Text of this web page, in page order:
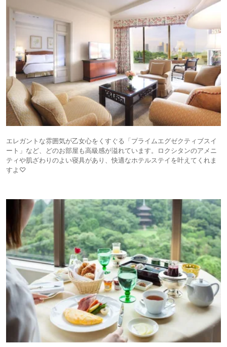
エレガントな雰囲気が乙女心をくすぐる「プライムエグゼクティブスイ
ート」など、どのお部屋も高級感が溢れています。ロクシタンのアメニ
ティや肌ざわりのよい寝具があり、快適なホテルステイを叶えてくれま
すよ♡